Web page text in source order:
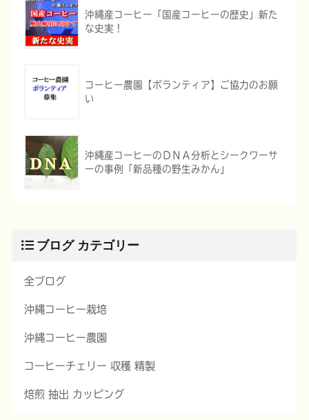
沖縄産コーヒー「国産コーヒーの歴史」新た
な史実！
コーヒー農園【ボランティア】ご協力のお願
い
沖縄産コーヒーのＤＮＡ分析とシークワーサ
ーの事例「新品種の野生みかん」
ブログ カテゴリー
全ブログ
沖縄コーヒー栽培
沖縄コーヒー農園
コーヒーチェリー 収穫 精製
焙煎 抽出 カッピング